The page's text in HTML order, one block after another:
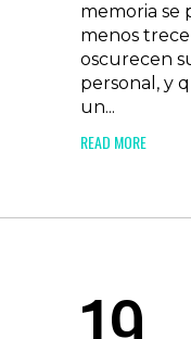
memoria se
menos
oscurecen
personal, y
un...
READ MORE